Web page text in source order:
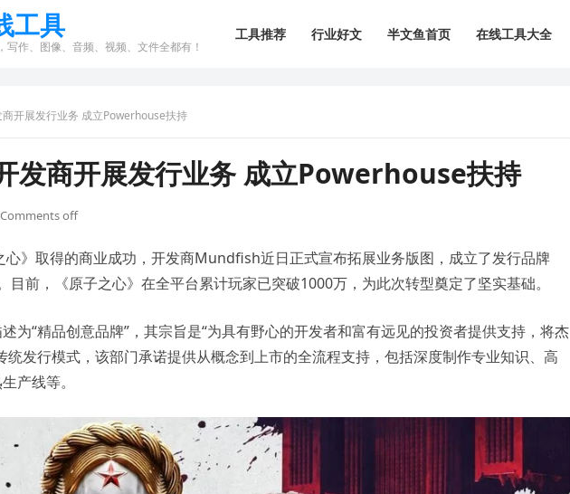
工具
写作、图像、音频、视频、文件全都有！
工具推荐 行业好文 半文鱼首页 在线工具大全
商开展发行业务 成立Powerhouse扶持
发商开展发行业务 成立Powerhouse扶持
Comments off
心》取得的商业成功，开发商Mundfish近日正式宣布拓展业务版图，成立了发行品牌
前，《原子之心》在全平台累计玩家已突破1000万，为此次转型奠定了坚实基础。
为“精品创意品牌”，其宗旨是“为具有野心的开发者和富有远见的投资者提供支持，将杰
统发行模式，该部门承诺提供从概念到上市的全流程支持，包括深度制作专业知识、高
产线等。